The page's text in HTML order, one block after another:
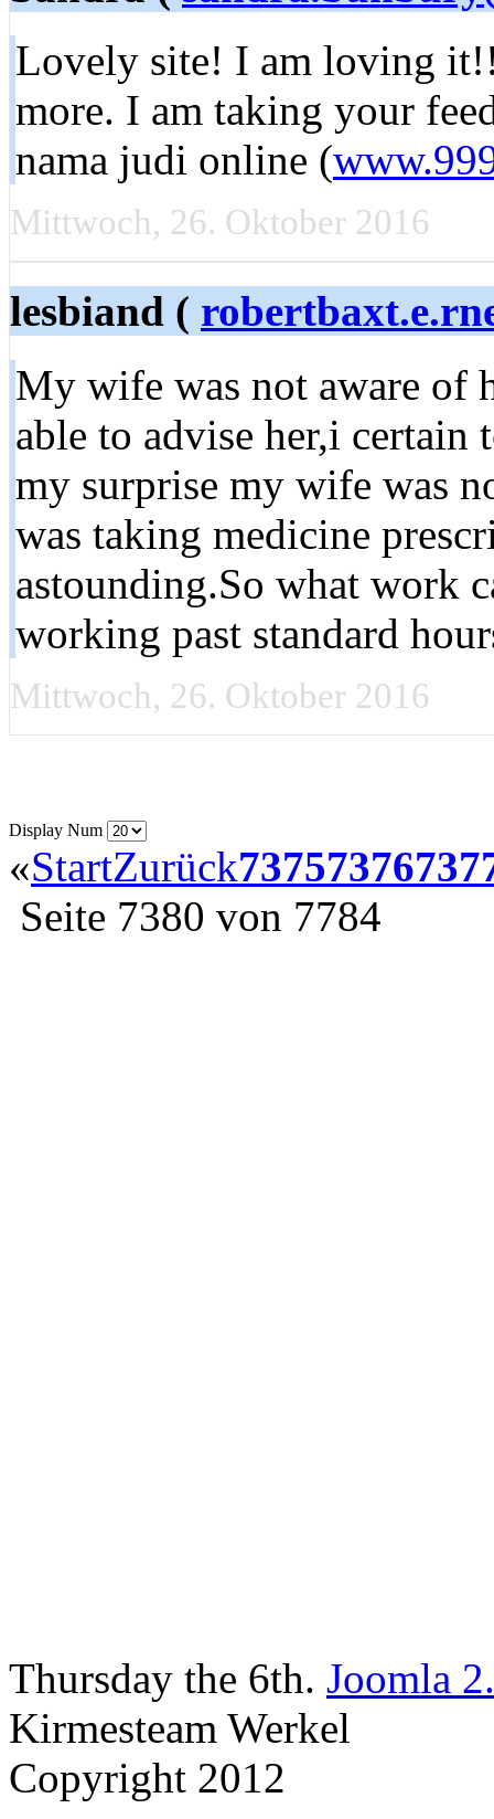
Lovely site! I am loving
more. I am taking your
nama judi online (
Mittwoch, 26. Oktober 2016
lesbiand (
My wife was not aware of
able to advise her,i certain
my surprise my wife was
was taking medicine
astounding.So what work
working past standard
Mittwoch, 26. Oktober 2016
Display Num
«StartZurück73757376
Seite 7380 von 7784
Thursday the 6th. Joomla
Kirmesteam Werkel
Copyright 2012